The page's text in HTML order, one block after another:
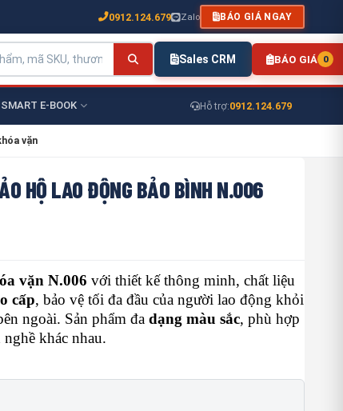
0912.124.679 Zalo BÁO GIÁ NGAY
Sales CRM BÁO GIÁ 0
E-BOOK Hỗ trợ:0912.124.679
vặn
HỘ LAO ĐỘNG BẢO BÌNH N.006
vặn N.006 với thiết kế thông minh, chất liệu
cấp, bảo vệ tối đa đầu của người lao động khỏi
ngoài. Sản phẩm đa dạng màu sắc, phù hợp
khác nhau.